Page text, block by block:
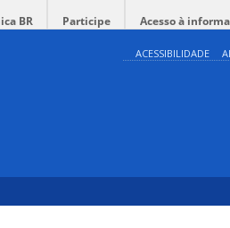
BR Participe Acesso à
ACESSIBILIDADE